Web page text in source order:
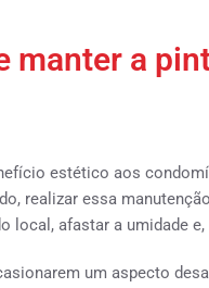
manter a
estético aos
realizar essa
local, afastar a umidade
um aspecto